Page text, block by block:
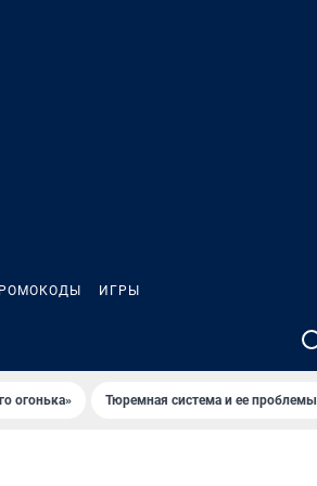
ИГРЫ
огонька» Тюремная система и ее проблемы